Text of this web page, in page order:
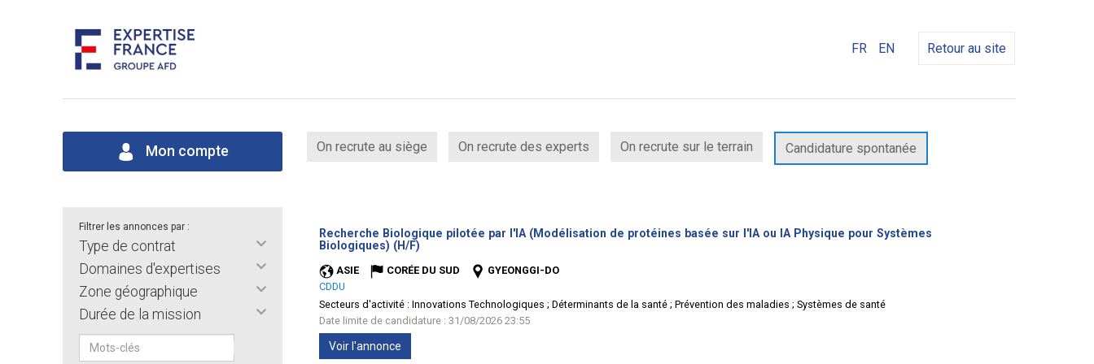
FR EN Retour au site
Mon compte On recrute au siège On recrute des experts On recrute sur le terrain Candidature spontanée
Filtrer les annonces par :
Type de contrat
Domaines d'expertises
Zone géographique
Durée de la mission
Recherche Biologique pilotée par l'IA (Modélisation de protéines basée sur l'IA ou IA Physique pour Systèmes
Biologiques) (H/F)
ASIE CORÉE DU SUD
GYEONGGI-DO
CDDU
Secteurs d'activité : Innovations Technologiques ; Déterminants de la santé ; Prévention des maladies ; Systèmes de santé
Date limite de candidature : 31/08/2026 23:55
Voir l'annonce